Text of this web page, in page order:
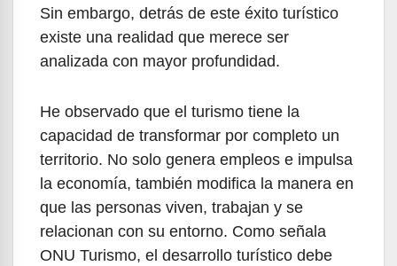
Sin embargo, detrás de este éxito turístico
existe una realidad que merece ser
analizada con mayor profundidad.
He observado que el turismo tiene la
capacidad de transformar por completo un
territorio. No solo genera empleos e impulsa
la economía, también modifica la manera en
que las personas viven, trabajan y se
relacionan con su entorno. Como señala
ONU Turismo, el desarrollo turístico debe